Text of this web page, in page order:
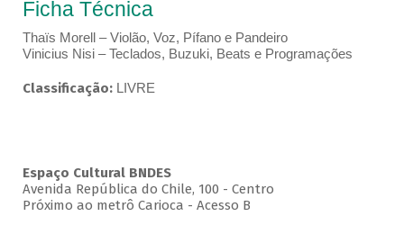
Ficha Técnica
Thaïs Morell – Violão, Voz, Pífano e Pandeiro
Vinicius Nisi – Teclados, Buzuki, Beats e Programações
Classificação: LIVRE
Espaço Cultural BNDES
Avenida República do Chile, 100 - Centro
Próximo ao metrô Carioca - Acesso B